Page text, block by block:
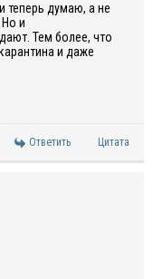
теперь думаю, а не
и
Тем более, что
и даже
Ответить Цитата